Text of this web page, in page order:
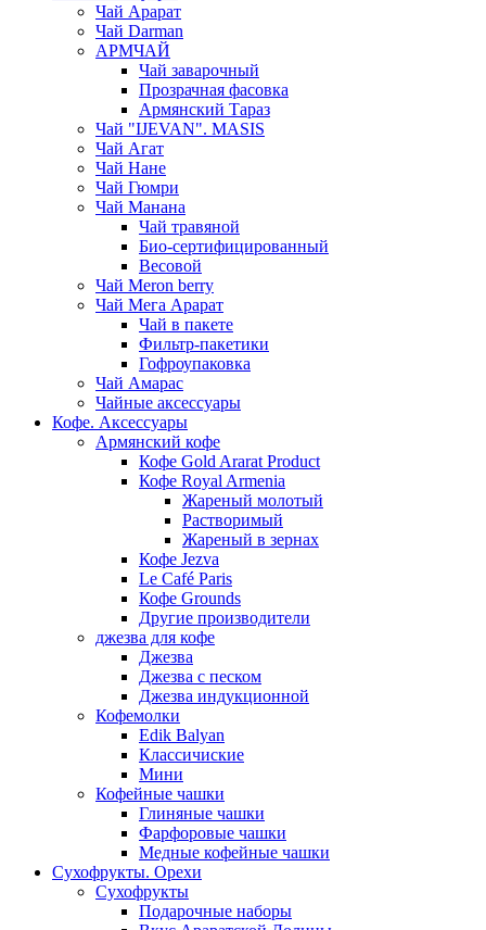
Чай Арарат
Чай Darman
АРМЧАЙ
Чай заварочный
Прозрачная фасовка
Армянский Тараз
Чай "IJEVAN". MASIS
Чай Агат
Чай Нане
Чай Гюмри
Чай Манана
Чай травяной
Био-сертифицированный
Весовой
Чай Meron berry
Чай Мега Арарат
Чай в пакете
Фильтр-пакетики
Гофроупаковка
Чай Амарас
Чайные аксессуары
Кофе. Аксессуары
Армянский кофе
Кофе Gold Ararat Product
Кофе Royal Armenia
Жареный молотый
Растворимый
Жареный в зернах
Кофе Jezva
Le Café Paris
Кофе Grounds
Другие производители
джезва для кофе
Джезва
Джезва с песком
Джезва индукционной
Кофемолки
Edik Balyan
Классичиские
Мини
Кофейные чашки
Глиняные чашки
Фарфоровые чашки
Медные кофейные чашки
Сухофрукты. Орехи
Сухофрукты
Подарочные наборы